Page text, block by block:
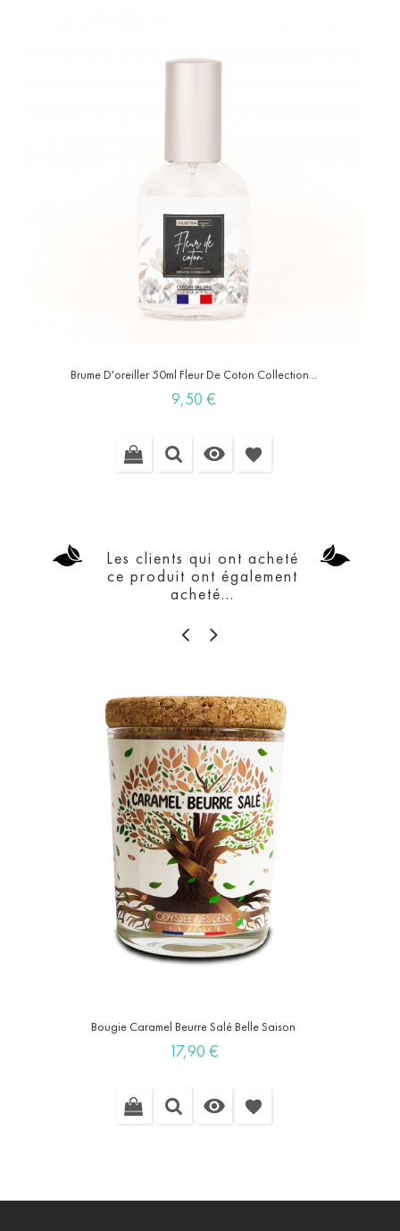
Brume D'oreiller 50ml Fleur De Coton Collection...
Prix
9,50 €
 favorite
Les clients qui ont acheté
ce produit ont également
acheté...
Bougie Caramel Beurre Salé Belle Saison
Prix
17,90 €
 favorite